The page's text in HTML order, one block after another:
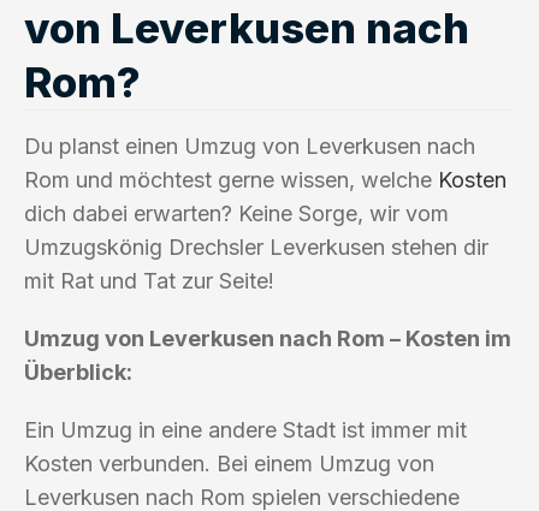
von Leverkusen nach
Rom?
Du planst einen Umzug von Leverkusen nach
Rom und möchtest gerne wissen, welche Kosten
dich dabei erwarten? Keine Sorge, wir vom
Umzugskönig Drechsler Leverkusen stehen dir
mit Rat und Tat zur Seite!
Umzug von Leverkusen nach Rom – Kosten im
Überblick:
Ein Umzug in eine andere Stadt ist immer mit
Kosten verbunden. Bei einem Umzug von
Leverkusen nach Rom spielen verschiedene